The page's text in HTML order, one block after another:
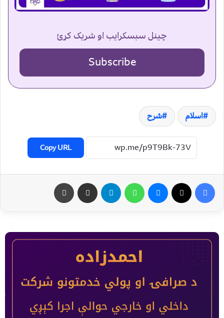
چینل سبسکرایب او شریک کړئ
Subscribe
اسلام شرح
Copy URL